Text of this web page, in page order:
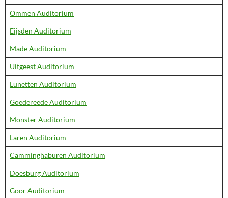
Ommen Auditorium
Eijsden Auditorium
Made Auditorium
Uitgeest Auditorium
Lunetten Auditorium
Goedereede Auditorium
Monster Auditorium
Laren Auditorium
Camminghaburen Auditorium
Doesburg Auditorium
Goor Auditorium